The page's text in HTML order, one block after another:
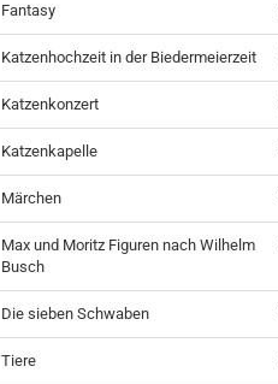
Fantasy
Katzenhochzeit in der Biedermeierzeit
Katzenkonzert
Katzenkapelle
Märchen
Max und Moritz Figuren nach Wilhelm
Busch
Die sieben Schwaben
Tiere